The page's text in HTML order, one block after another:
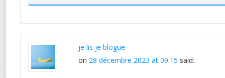
je lis je blogue
on 28 décembre 2023 at 09:15 said: